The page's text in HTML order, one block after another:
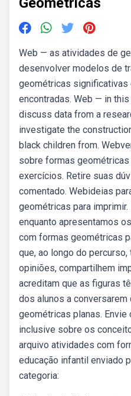
Web — as atividades de
desenvolver modelos de
geométricas
encontradas. Web — in
discuss data from a
investigate the
black children from.
sobre formas
exercícios. Retire suas
comentado. Webideias
geométricas para
enquanto apresentamos
com formas geométricas
que, ao longo do
opiniões, compartilhem
acreditam que as figuras
dos alunos a
geométricas planas.
inclusive sobre os
arquivo atividades com
educação infantil enviado
categoria: